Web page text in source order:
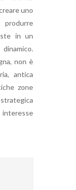
uno
produrre
in un
non è
antica
zone